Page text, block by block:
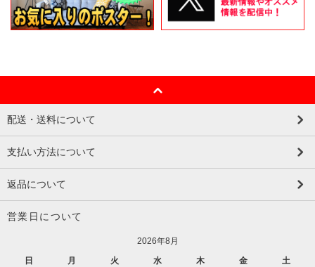
配送・送料について
支払い方法について
返品について
営業日について
2026年8月
日
月 火 水 木 金 土